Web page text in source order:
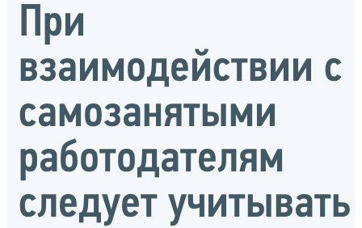
При
взаимодействии с
самозанятыми
работодателям
следует учитывать